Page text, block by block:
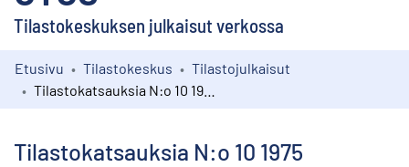
Tilastokeskuksen julkaisut verkossa
Kokoelmat
Etusivu Tilastokeskus
Tilastojulkaisut
Tilastokatsauksia N:o 10 1975